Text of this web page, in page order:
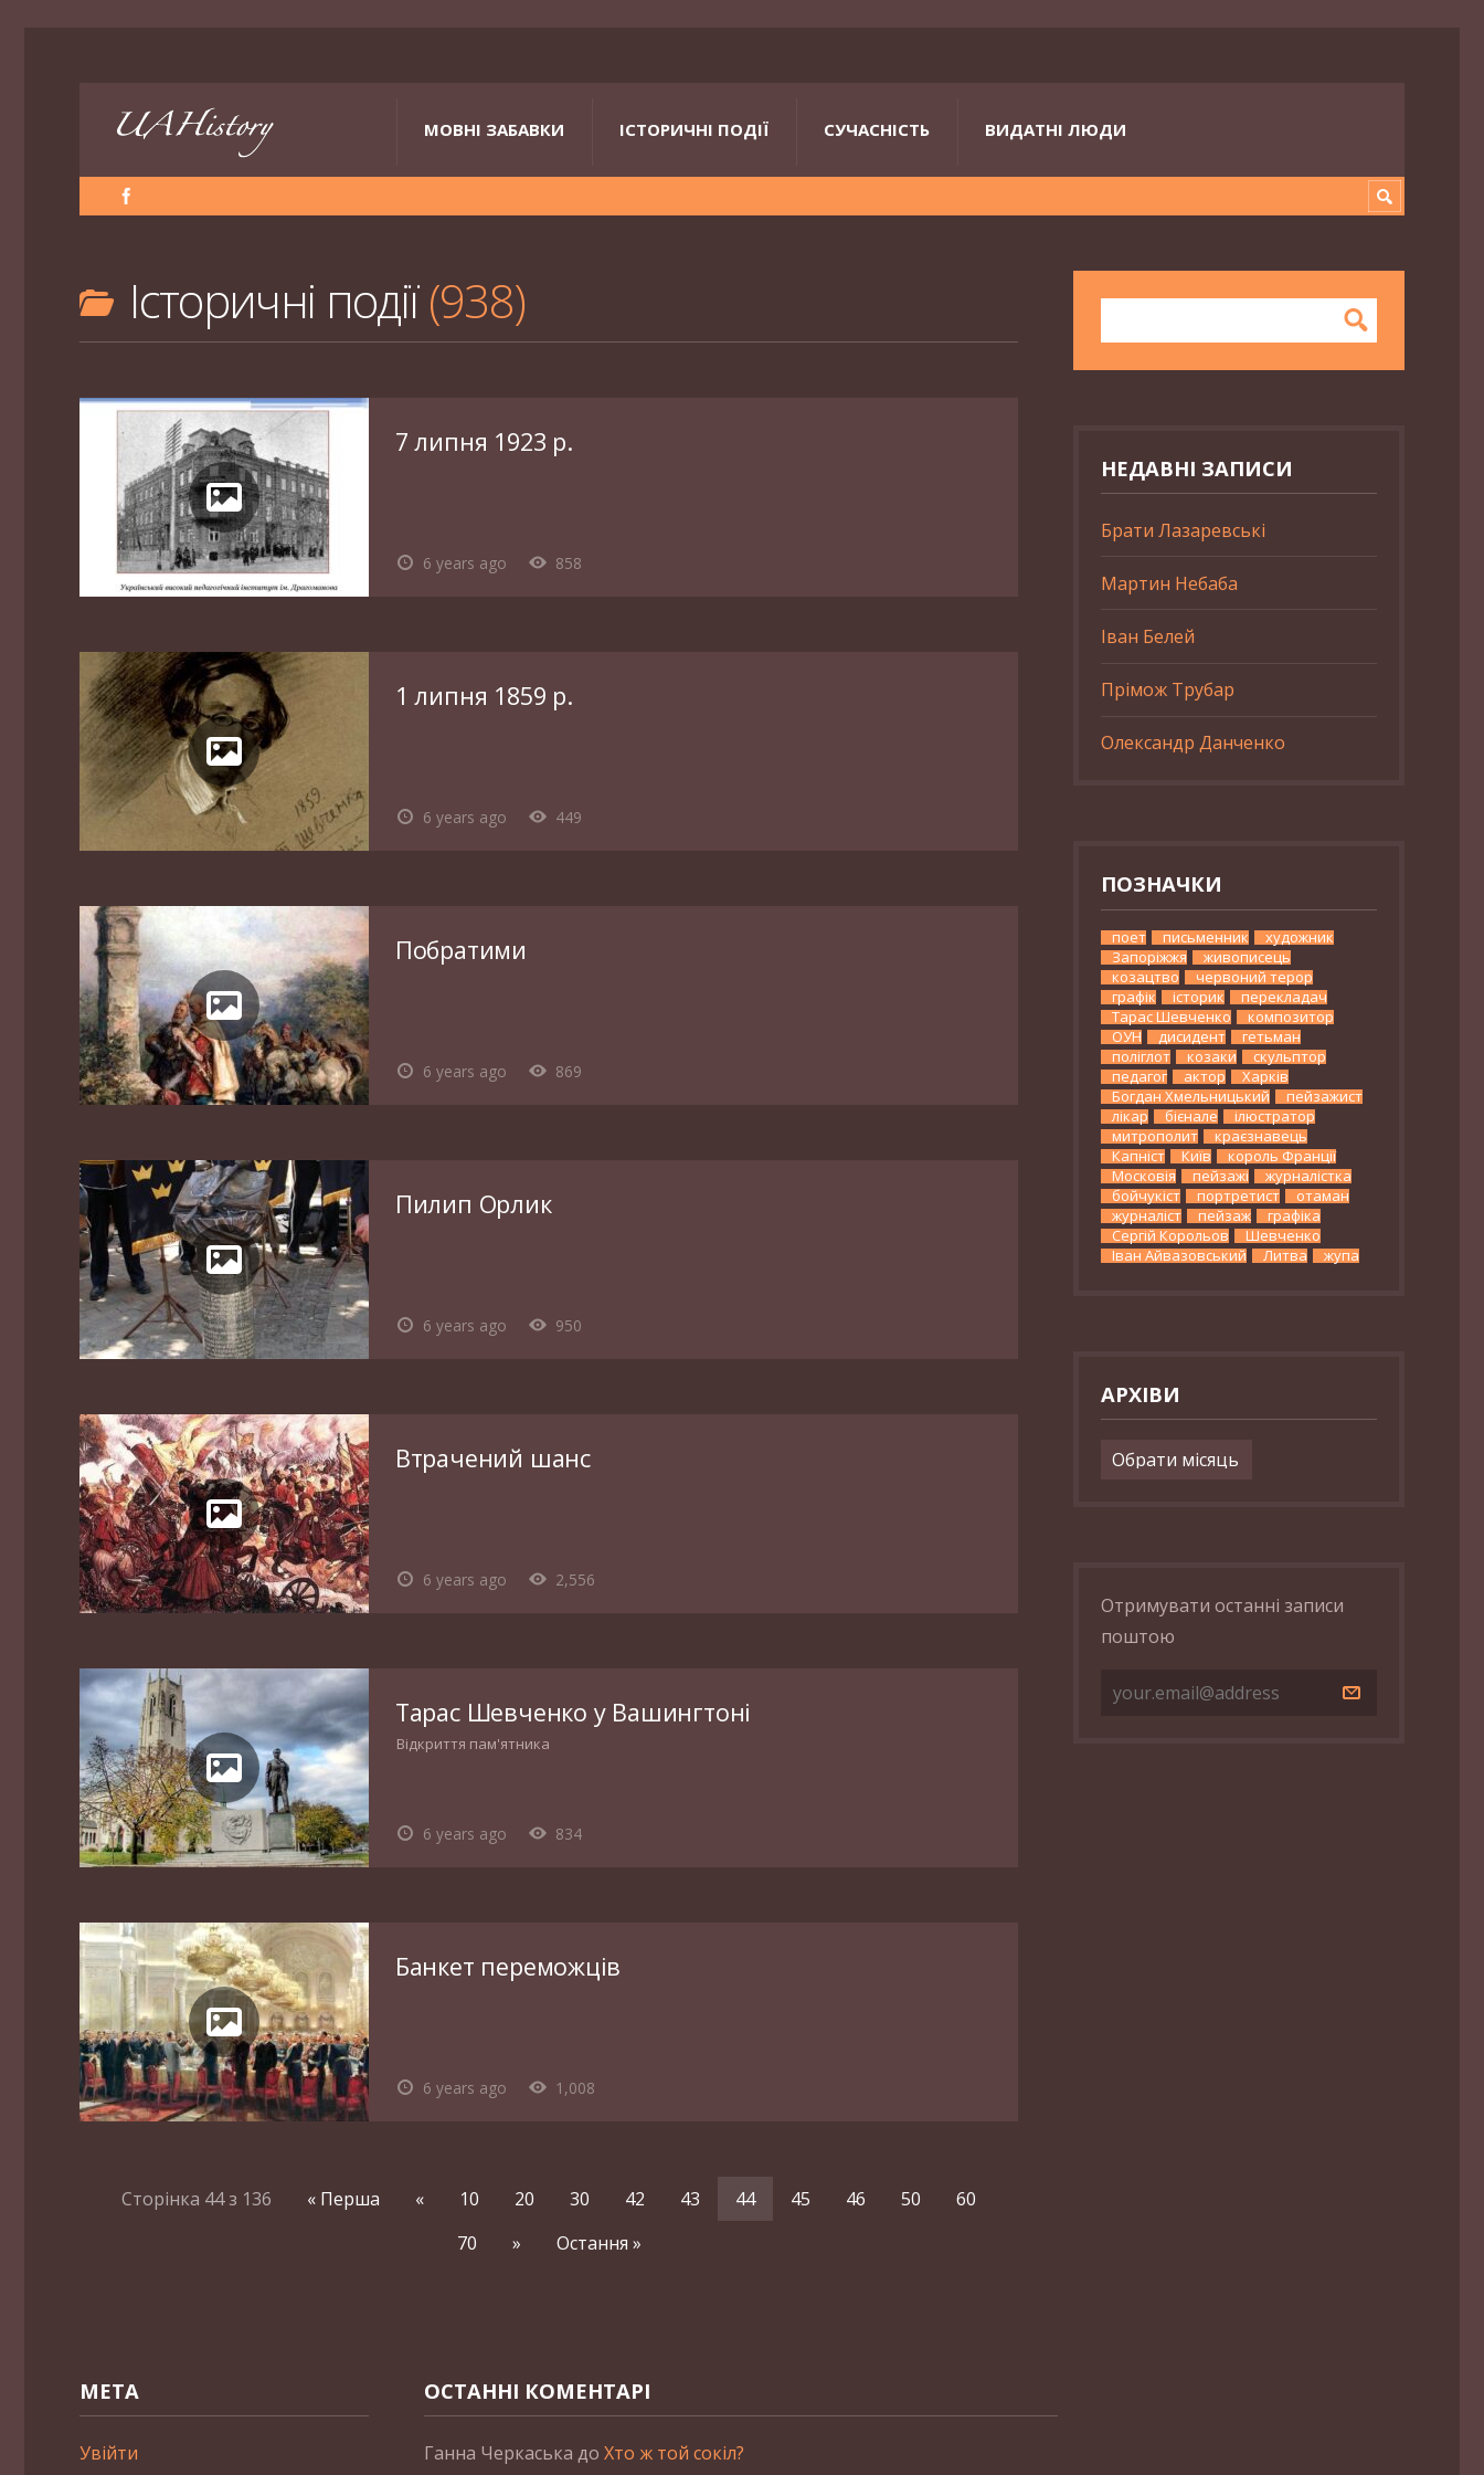
МОВНІ ЗАБАВКИ ІСТОРИЧНІ ПОДІЇ СУЧАСНІСТЬ ВИДАТНІ ЛЮДИ
Історичні події 938
6 years ago 858
7 липня 1923 р.
6 years ago 449
1 липня 1859 р.
6 years ago 869
Побратими
6 years ago 950
Пилип Орлик
6 years ago 2,556
Втрачений шанс
6 years ago 834
Тарас Шевченко у Вашингтоні
Відкриття пам'ятника
6 years ago 1,008
Банкет переможців
Сторінка 44 з 136 « Перша « 10 20 30 42 43 44 45 46 50
60
70
» Остання »
НЕДАВНІ ЗАПИСИ
Брати Лазаревські
Мартин Небаба
Іван Белей
Прімож Трубар
Олександр Данченко
ПОЗНАЧКИ
поет письменник
художник
Запоріжжя
живописець
козацтво
червоний терор
графік
історик
перекладач
Тарас Шевченко
композитор
ОУН
дисидент
гетьман
поліглот
козаки
скульптор
педагог
актор
Харків
Богдан Хмельницький
пейзажист
лікар
бієнале
ілюстратор
митрополит
краєзнавець
Капніст
Київ
король Франції
Московія
пейзажі
журналістка
бойчукіст
портретист
отаман
журналіст
пейзаж
графіка
Сергій Корольов
Шевченко
Іван Айвазовський
Литва жупа
АРХІВИ
Архіви
Отримувати останні записи
поштою
МЕТА
Увійти
ОСТАННІ КОМЕНТАРІ
Ганна Черкаська до Хто ж той сокіл?